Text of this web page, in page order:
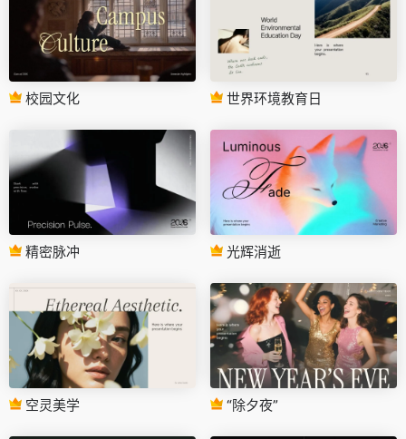
校园文化 世界环境教育日
精密脉冲 光辉消逝
空灵美学 “除夕夜”